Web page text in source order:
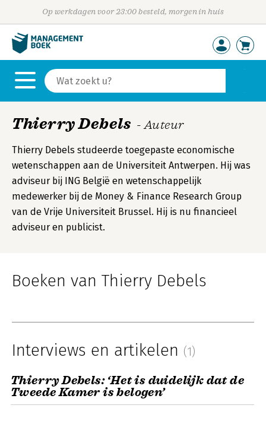
Op werkdagen voor 23:00 besteld, morgen in huis
Thierry Debels - Auteur
Thierry Debels studeerde toegepaste economische
wetenschappen aan de Universiteit Antwerpen. Hij was
adviseur bij ING België en wetenschappelijk
medewerker bij de Money & Finance Research Group
van de Vrije Universiteit Brussel. Hij is nu financieel
adviseur en publicist.
Boeken van Thierry Debels
Interviews en artikelen (1)
Thierry Debels: ‘Het is duidelijk dat de
Tweede Kamer is belogen’